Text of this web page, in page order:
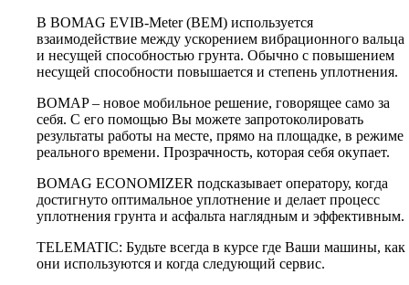
В BOMAG EVIB-Meter (BEM) используется
взаимодействие между ускорением вибрационного вальца
и несущей способностью грунта. Обычно с повышением
несущей способности повышается и степень уплотнения.
BOMAP – новое мобильное решение, говорящее само за
себя. С его помощью Вы можете запротоколировать
результаты работы на месте, прямо на площадке, в режиме
реального времени. Прозрачность, которая себя окупает.
BOMAG ECONOMIZER подсказывает оператору, когда
достигнуто оптимальное уплотнение и делает процесс
уплотнения грунта и асфальта наглядным и эффективным.
TELEMATIC: Будьте всегда в курсе где Ваши машины, как
они используются и когда следующий сервис.